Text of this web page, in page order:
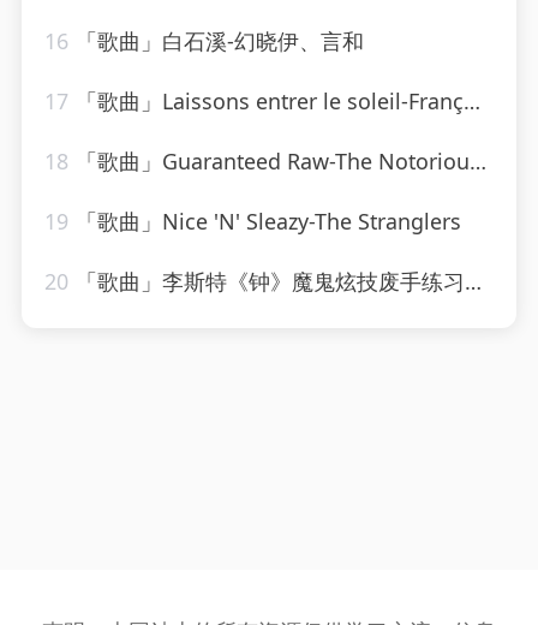
16 「歌曲」白石溪-幻晓伊、言和
17 「歌曲」Laissons entrer le soleil-François & The New Frenchies
18 「歌曲」Guaranteed Raw-The Notorious B.I.G
19 「歌曲」Nice 'N' Sleazy-The Stranglers
20 「歌曲」李斯特《钟》魔鬼炫技废手练习曲-姚悦钢琴老师